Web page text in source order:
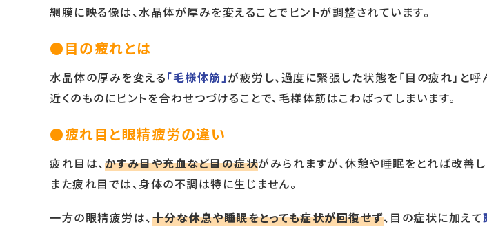
網膜に映る像は、水晶体が厚みを変えることでピントが調整されています。
●目の疲れとは
水晶体の厚みを変える「毛様体筋」が疲労し、過度に緊張した状態を「目の疲れ」と呼
近くのものにピントを合わせつづけることで、毛様体筋はこわばってしまいます。
●疲れ目と眼精疲労の違い
疲れ目は、かすみ目や充血など目の症状がみられますが、休憩や睡眠をとれば改善し
また疲れ目では、身体の不調は特に生じません。
一方の眼精疲労は、十分な休息や睡眠をとっても症状が回復せず、目の症状に加えて